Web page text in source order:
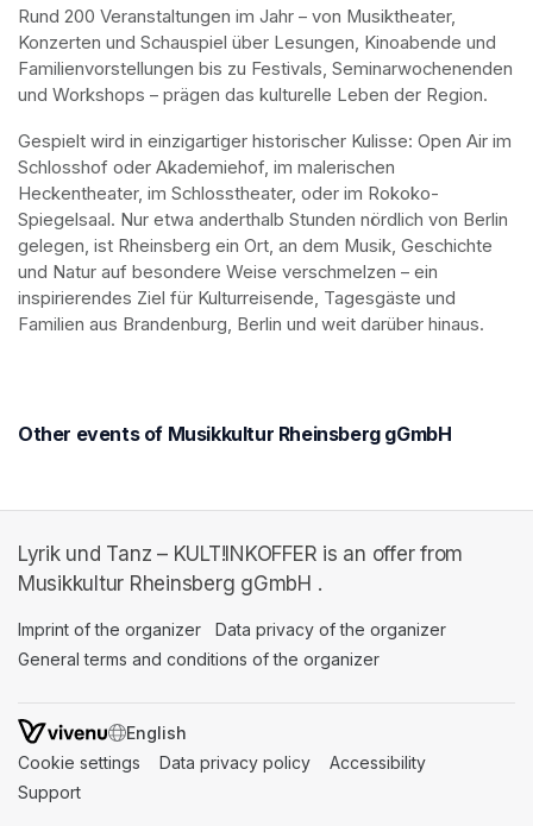
Rund 200 Veranstaltungen im Jahr – von Musiktheater,
Konzerten und Schauspiel über Lesungen, Kinoabende und
Familienvorstellungen bis zu Festivals, Seminarwochenenden
und Workshops – prägen das kulturelle Leben der Region.
Gespielt wird in einzigartiger historischer Kulisse: Open Air im
Schlosshof oder Akademiehof, im malerischen
Heckentheater, im Schlosstheater, oder im Rokoko-
Spiegelsaal. Nur etwa anderthalb Stunden nördlich von Berlin
gelegen, ist Rheinsberg ein Ort, an dem Musik, Geschichte
und Natur auf besondere Weise verschmelzen – ein
inspirierendes Ziel für Kulturreisende, Tagesgäste und
Familien aus Brandenburg, Berlin und weit darüber hinaus.
Other events of Musikkultur Rheinsberg gGmbH
Lyrik und Tanz – KULT!INKOFFER is an offer from
Musikkultur Rheinsberg gGmbH .
Imprint of the organizer (opens in a new tab)
Data privacy of the organizer
General terms and conditions of the organizer
SWITCH LANGUAGE
Cookie settings (opens in a new tab)
Data privacy policy (opens in a new tab)
Accessibility
Support